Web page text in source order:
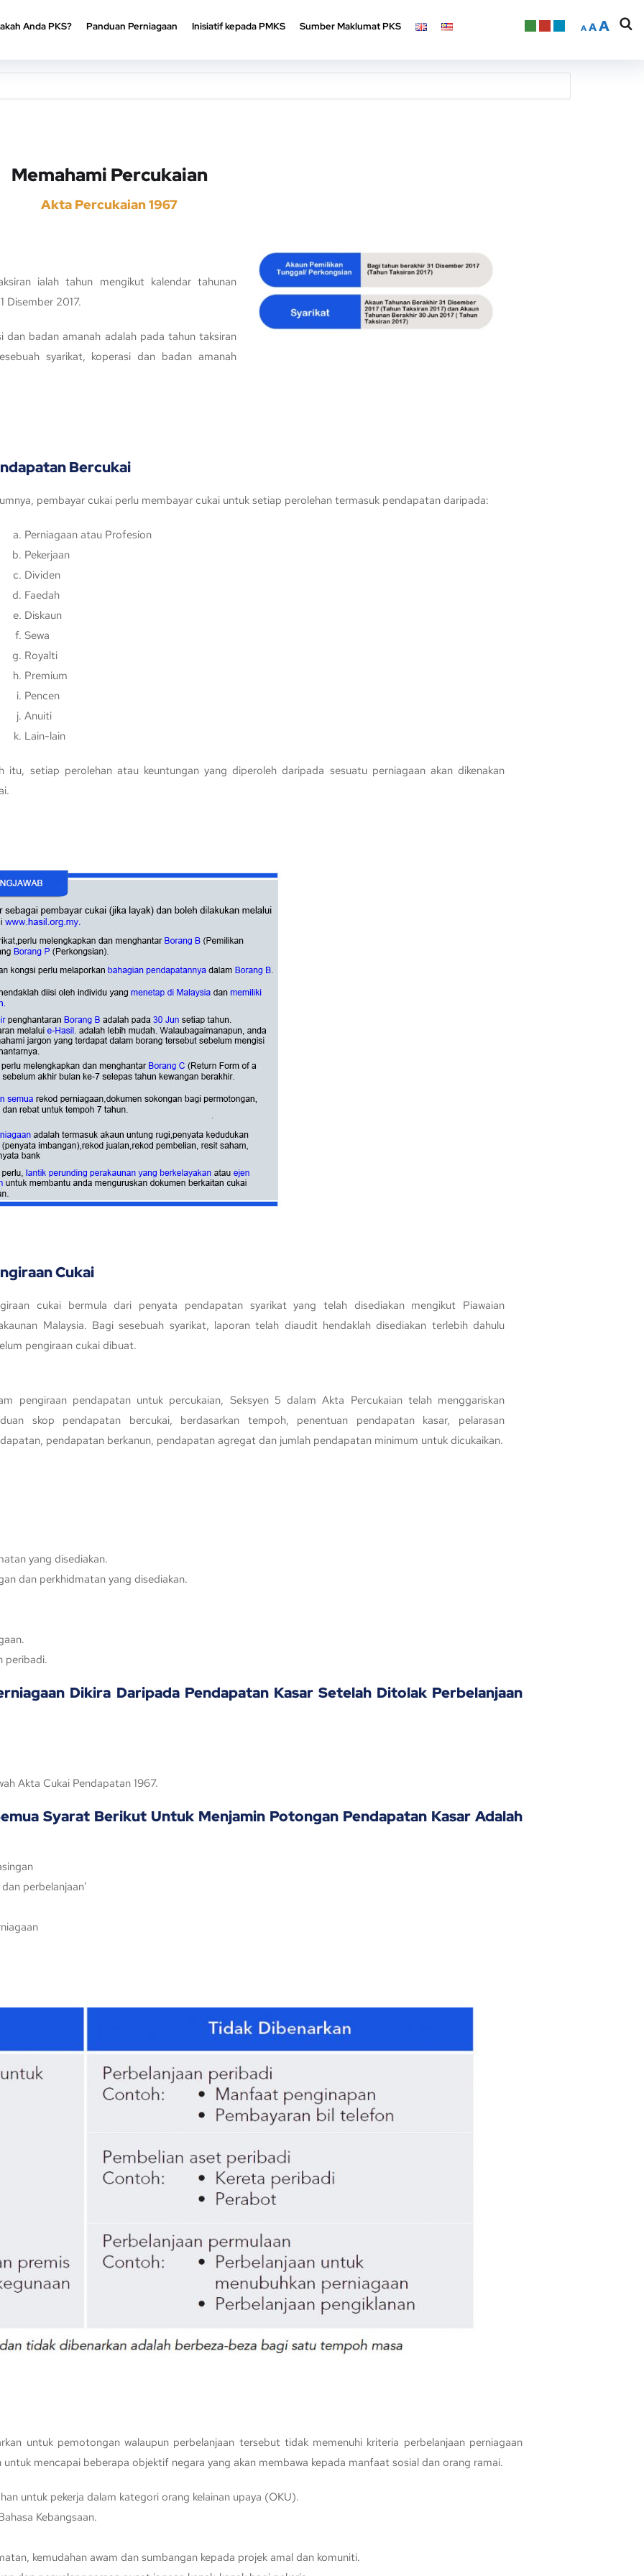
Anda PKS? Panduan Perniagaan Inisiatif kepada PMKS Sumber Maklumat PKS A AA
Memahami Percukaian
Akta Percukaian 1967
ialah tahun mengikut kalendar tahunan
Disember 2017.
dan badan amanah adalah pada tahun taksiran
syarikat, koperasi dan badan amanah
Bercukai
pembayar cukai perlu membayar cukai untuk setiap perolehan termasuk pendapatan daripada:
Perniagaan atau Profesion
Pekerjaan
Dividen
Faedah
Diskaun
Sewa
Royalti
Premium
Pencen
Anuiti
Lain-lain
itu, setiap perolehan atau keuntungan yang diperoleh daripada sesuatu perniagaan akan dikenakan
Cukai
cukai bermula dari penyata pendapatan syarikat yang telah disediakan mengikut Piawaian
Malaysia. Bagi sesebuah syarikat, laporan telah diaudit hendaklah disediakan terlebih dahulu
pengiraan cukai dibuat.
pengiraan pendapatan untuk percukaian, Seksyen 5 dalam Akta Percukaian telah menggariskan
skop pendapatan bercukai, berdasarkan tempoh, penentuan pendapatan kasar, pelarasan
pendapatan berkanun, pendapatan agregat dan jumlah pendapatan minimum untuk dicukaikan.
yang disediakan.
dan perkhidmatan yang disediakan.
peribadi.
Dikira Daripada Pendapatan Kasar Setelah Ditolak Perbelanjaan
Akta Cukai Pendapatan 1967.
Syarat Berikut Untuk Menjamin Potongan Pendapatan Kasar Adalah
perbelanjaan’
untuk pemotongan walaupun perbelanjaan tersebut tidak memenuhi kriteria perbelanjaan perniagaan
untuk mencapai beberapa objektif negara yang akan membawa kepada manfaat sosial dan orang ramai.
untuk pekerja dalam kategori orang kelainan upaya (OKU).
Kebangsaan.
kemudahan awam dan sumbangan kepada projek amal dan komuniti.